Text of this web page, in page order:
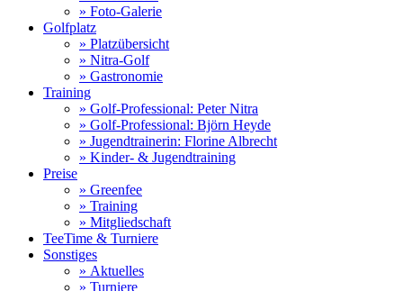
» Foto-Galerie
Golfplatz
» Platzübersicht
» Nitra-Golf
» Gastronomie
Training
» Golf-Professional: Peter Nitra
» Golf-Professional: Björn Heyde
» Jugendtrainerin: Florine Albrecht
» Kinder- & Jugendtraining
Preise
» Greenfee
» Training
» Mitgliedschaft
TeeTime & Turniere
Sonstiges
» Aktuelles
» Turniere